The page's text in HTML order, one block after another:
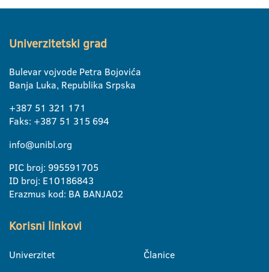
Univerzitetski grad
Bulevar vojvode Petra Bojovića
Banja Luka, Republika Srpska
+387 51 321 171
Faks: +387 51 315 694
info@unibl.org
PIC broj: 995591705
ID broj: E10186843
Erazmus kod: BA BANJA02
Korisni linkovi
Univerzitet
Članice